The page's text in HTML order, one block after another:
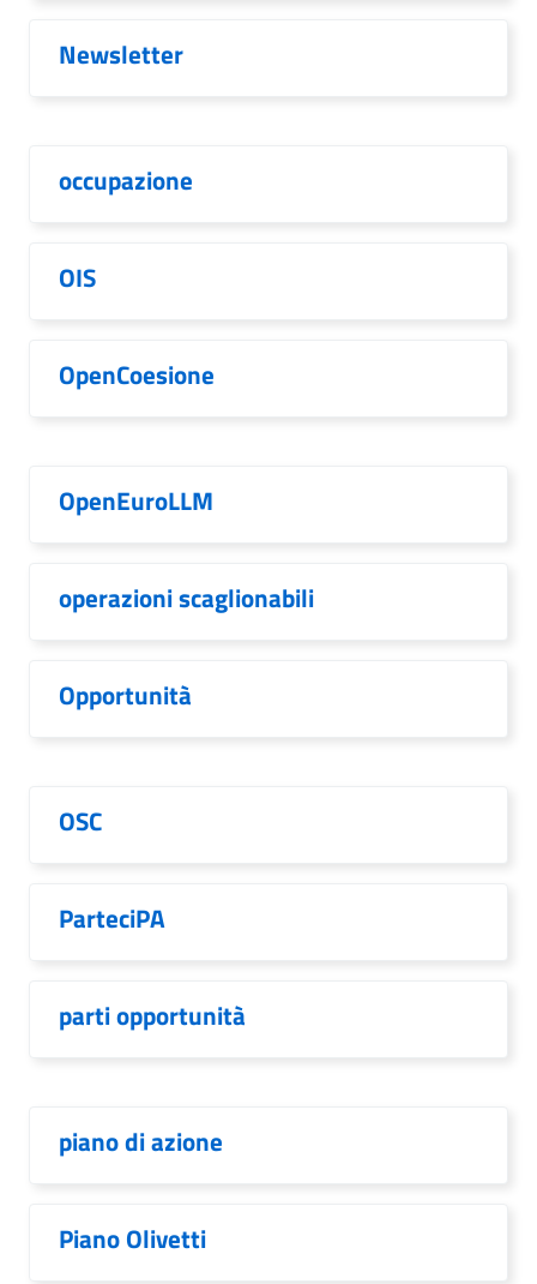
Newsletter
occupazione
OIS
OpenCoesione
OpenEuroLLM
operazioni scaglionabili
Opportunità
OSC
ParteciPA
parti opportunità
piano di azione
Piano Olivetti